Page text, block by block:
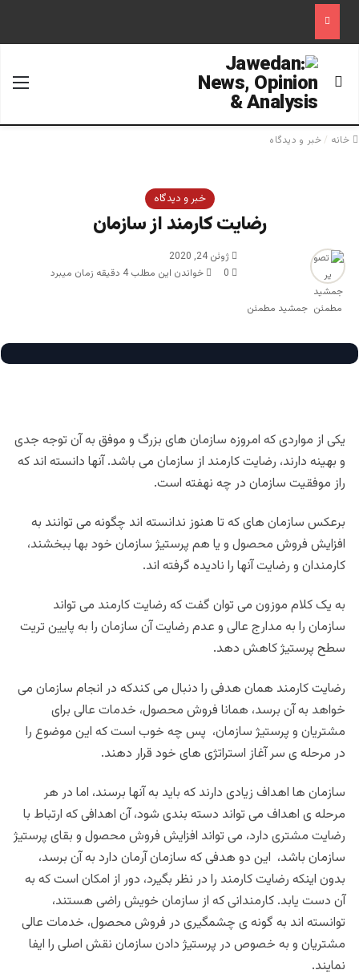
جستجو برای
خانه /خبر و دیدگاه
خبر و دیدگاه
رضایت کارمند از سازمان
جمشید مطمئن
ژوئن 24, 2020
0
خواندن این مطلب 4 دقیقه زمان میبرد
یکی از مواردی که امروزه سازمان های بزرگ و موفق به آن توجه جدی
و بهینه دارند، رضایت کارمند از سازمان می باشد. آنها دانسته اند که
راز موفقیت سازمان در چه نهفته است.
برعکس سازمان های که تا هنوز ندانسته اند چگونه می توانند به
افزایش فروش محصول و یا هم پرستیژ سازمان خود بها ببخشند،
کارمندان و رضایت آنها را نادیده گرفته اند.
به یک کلام موزون می توان گفت که رضایت کارمند می تواند
سازمان را به مدارج عالی و عدم رضایت آن سازمان را به پایین تریت
سطح پرستیژ کاهش دهد.
رضایت کارمند همان هدفی را دنبال می کندکه در انجام سازمان می
خواهد به آن برسد، همانا فروش محصول، خدمات عالی برای
مشتریان و پرستیژ سازمان، پس چه خوب است که این موضوع را
در مرحله ی سر آغاز استراتژی های خود قرار دهند.
سازمان ها اهداف زیادی دارند که باید به آنها برسند، اما در هر
مرحله ی اهداف می تواند دسته بندی شود، آن اهدافی که ارتباط با
رضایت مشتری دارد، می تواند افزایش فروش محصول و بقای پرستیژ
سازمان باشد، این دو هدفی که سازمان آرمان دارد به آن برسد،
بدون اینکه رضایت کارمند را در نظر بگیرد، دور از امکان است که به
آن دست یابد. کارمندانی که از سازمان خویش راضی هستند،
توانسته اند به گونه ی چشمگیری در فروش محصول، خدمات عالی
مشتریان و به خصوص در پرستیژ دادن سازمان نقش اصلی را ایفا
نمایند.